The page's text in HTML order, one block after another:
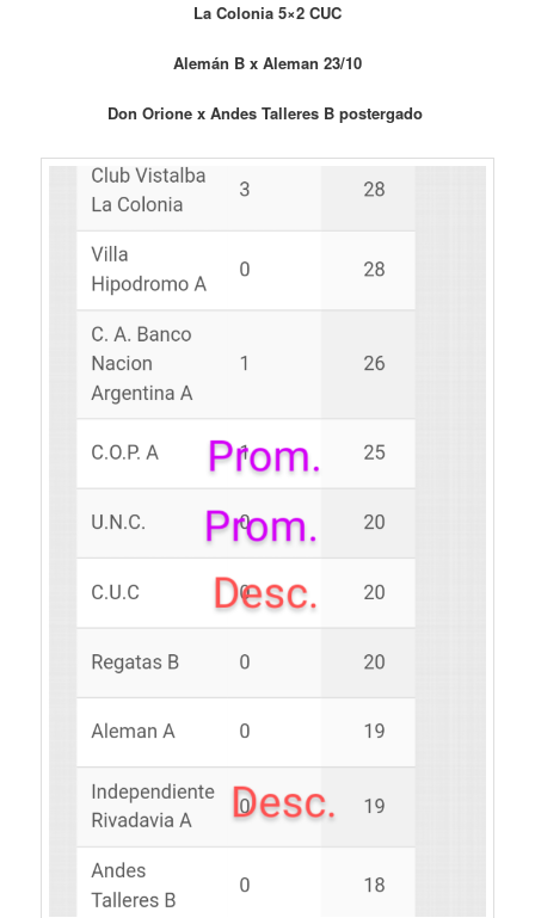
La Colonia 5×2 CUC
Alemán B x Aleman 23/10
Don Orione x Andes Talleres B postergado